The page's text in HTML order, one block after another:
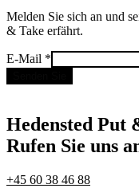
Melden Sie sich an und
& Take erfährt.
E-
Mail
E-Mail *
Hedensted Put
Rufen Sie uns
+45 60 38 46 88